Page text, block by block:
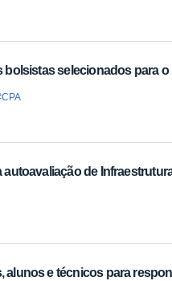
selecionados para
de
alunos e técnicos para